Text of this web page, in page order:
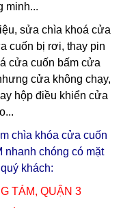
minh...
sửa chìa khoá cửa
cuốn bị rơi, thay pin
cửa cuốn bấm cửa
cửa không chạy,
hộp điều khiển cửa
chìa khóa cửa cuốn
nhanh chóng có mặt
khách:
TÁM, QUẬN 3